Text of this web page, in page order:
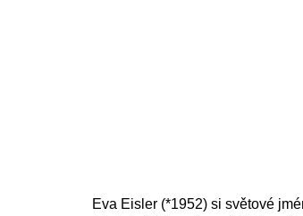
Eva Eisler (*1952) si světové